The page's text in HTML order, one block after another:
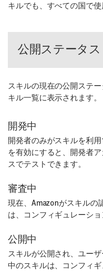
キルでも、すべての国で
公開ステータス
スキルの現在の公開ステ
キル一覧に表示されます。
開発中
開発者のみがスキルを利
を有効にすると、開発者
スでテストできます。
審査中
現在、Amazonがスキルの
は、コンフィギュレーショ
公開中
スキルが公開され、ユー
中のスキルは、コンフィ